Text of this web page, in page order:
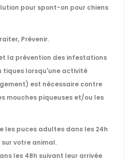
pour spont-on pour chiens
Prévenir.
la prévention des infestations
tiques lorsqu'une activité
est nécessaire contre
mouches piqueuses et/ou les
les puces adultes dans les 24h
votre animal.
les 48h suivant leur arrivée